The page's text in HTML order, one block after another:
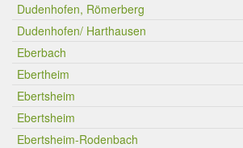
Dudenhofen, Römerberg
Dudenhofen/ Harthausen
Eberbach
Ebertheim
Ebertsheim
Ebertsheim
Ebertsheim-Rodenbach